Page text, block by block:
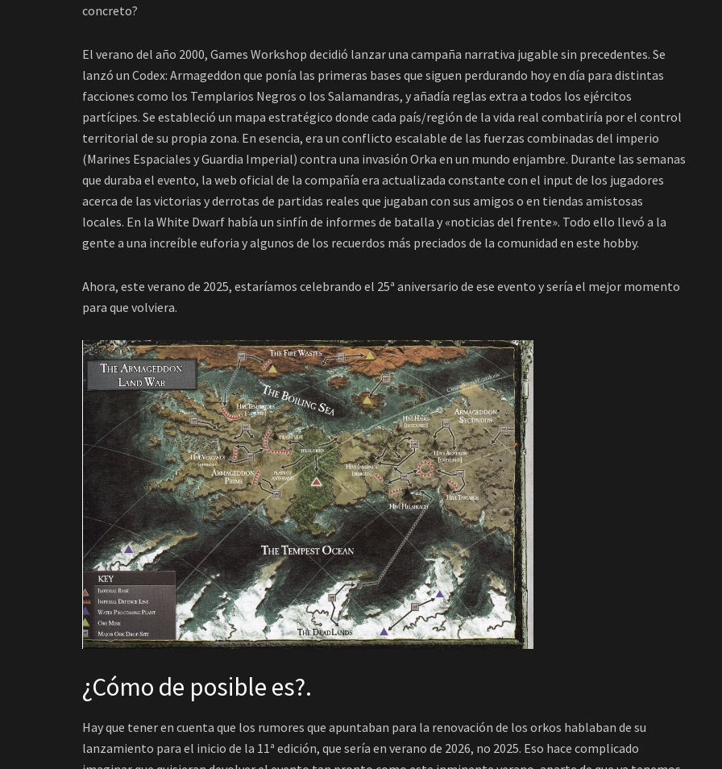
concreto?
El verano del año 2000, Games Workshop decidió lanzar una campaña narrativa jugable sin precedentes. Se
lanzó un Codex: Armageddon que ponía las primeras bases que siguen perdurando hoy en día para distintas
facciones como los Templarios Negros o los Salamandras, y añadía reglas extra a todos los ejércitos
partícipes. Se estableció un mapa estratégico donde cada país/región de la vida real combatiría por el control
territorial de su propia zona. En esencia, era un conflicto escalable de las fuerzas combinadas del imperio
(Marines Espaciales y Guardia Imperial) contra una invasión Orka en un mundo enjambre. Durante las semanas
que duraba el evento, la web oficial de la compañía era actualizada constante con el input de los jugadores
acerca de las victorias y derrotas de partidas reales que jugaban con sus amigos o en tiendas amistosas
locales. En la White Dwarf había un sinfín de informes de batalla y «noticias del frente». Todo ello llevó a la
gente a una increíble euforia y algunos de los recuerdos más preciados de la comunidad en este hobby.
Ahora, este verano de 2025, estaríamos celebrando el 25ª aniversario de ese evento y sería el mejor momento
para que volviera.
¿Cómo de posible es?.
Hay que tener en cuenta que los rumores que apuntaban para la renovación de los orkos hablaban de su
lanzamiento para el inicio de la 11ª edición, que sería en verano de 2026, no 2025. Eso hace complicado